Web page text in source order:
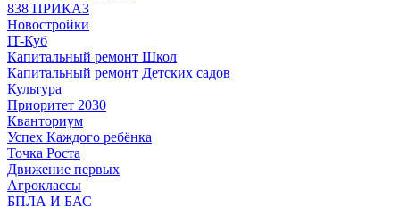
838 ПРИКАЗ
Новостройки
IT-Куб
Капитальный ремонт Школ
Капитальный ремонт Детских садов
Культура
Приоритет 2030
Кванториум
Успех Каждого ребёнка
Точка Роста
Движение первых
Агроклассы
БПЛА И БАС